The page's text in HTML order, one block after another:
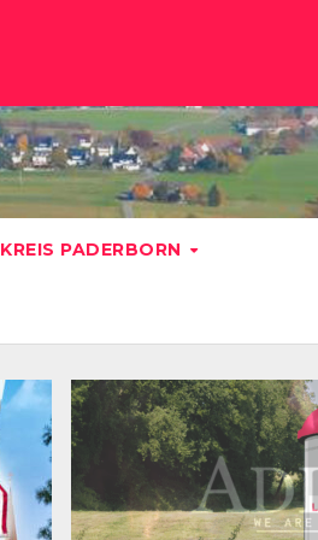
KREIS PADERBORN